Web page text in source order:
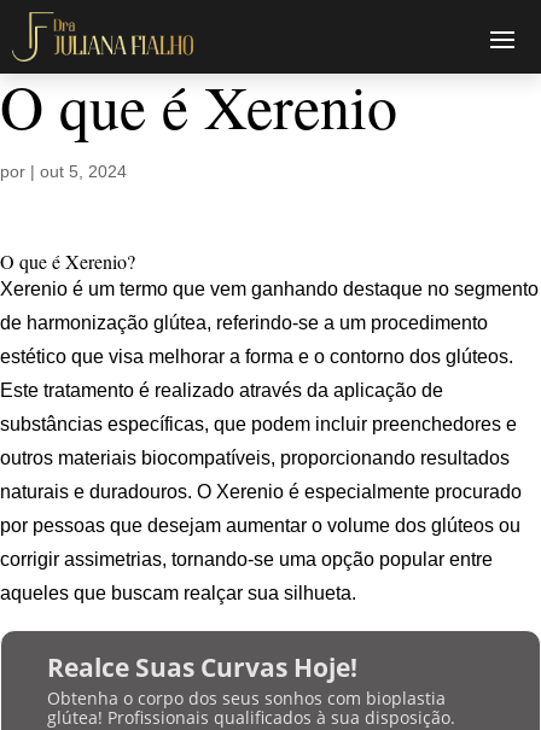
O que é Xerenio
por | out 5, 2024
O que é Xerenio?
Xerenio é um termo que vem ganhando destaque no segmento
de harmonização glútea, referindo-se a um procedimento
estético que visa melhorar a forma e o contorno dos glúteos.
Este tratamento é realizado através da aplicação de
substâncias específicas, que podem incluir preenchedores e
outros materiais biocompatíveis, proporcionando resultados
naturais e duradouros. O Xerenio é especialmente procurado
por pessoas que desejam aumentar o volume dos glúteos ou
corrigir assimetrias, tornando-se uma opção popular entre
aqueles que buscam realçar sua silhueta.
Realce Suas Curvas Hoje!
Obtenha o corpo dos seus sonhos com bioplastia
glútea! Profissionais qualificados à sua disposição.